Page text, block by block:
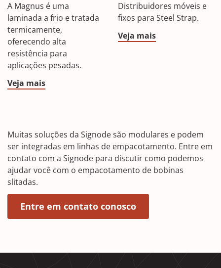
A Magnus é uma
laminada a frio e tratada
termicamente,
oferecendo alta
resistência para
aplicações pesadas.
Veja mais
Distribuidores móveis e
fixos para Steel Strap.
Veja mais
Muitas soluções da Signode são modulares e podem
ser integradas em linhas de empacotamento. Entre em
contato com a Signode para discutir como podemos
ajudar você com o empacotamento de bobinas
slitadas.
Entre em contato conosco(abre em uma
(Opens in a new